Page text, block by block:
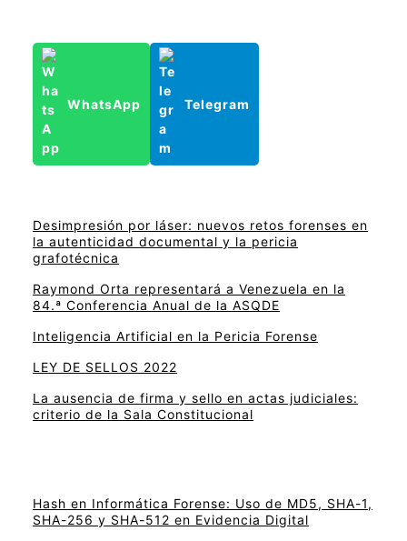
WhatsApp Telegram
Desimpresión por láser: nuevos retos forenses en
la autenticidad documental y la pericia
grafotécnica
Raymond Orta representará a Venezuela en la
84.ª Conferencia Anual de la ASQDE
Inteligencia Artificial en la Pericia Forense
LEY DE SELLOS 2022
La ausencia de firma y sello en actas judiciales:
criterio de la Sala Constitucional
Hash en Informática Forense: Uso de MD5, SHA-1,
SHA-256 y SHA-512 en Evidencia Digital